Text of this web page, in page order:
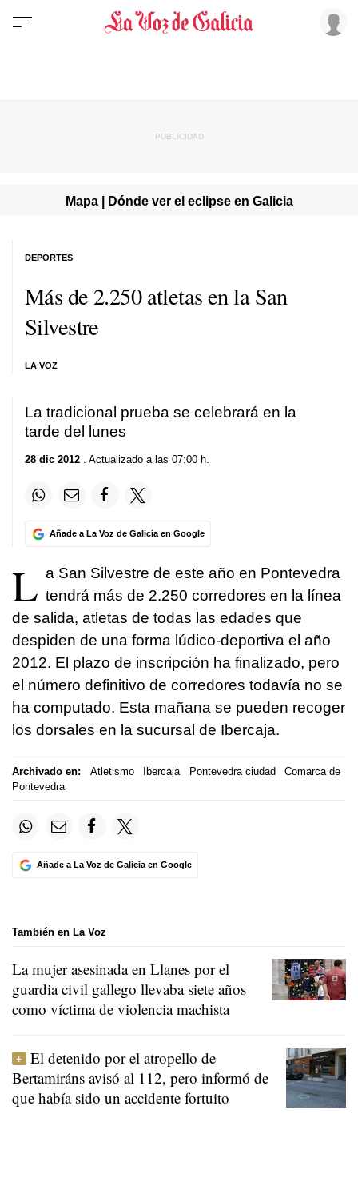
Mapa | Dónde ver el eclipse en Galicia
Más de 2.250 atletas en la San
Silvestre
LA VOZ
DEPORTES
La tradicional prueba se celebrará en la
tarde del lunes
28 dic 2012 . Actualizado a las 07:00 h.
Añade a La Voz de Galicia en Google
L a San Silvestre de este año en Pontevedra
tendrá más de 2.250 corredores en la línea
de salida, atletas de todas las edades que
despiden de una forma lúdico-deportiva el año
2012. El plazo de inscripción ha finalizado, pero
el número definitivo de corredores todavía no se
ha computado. Esta mañana se pueden recoger
los dorsales en la sucursal de Ibercaja.
Archivado en: Atletismo Ibercaja Pontevedra ciudad
Comarca de
Pontevedra
Añade a La Voz de Galicia en Google
También en La Voz
La mujer asesinada en Llanes por el
guardia civil gallego llevaba siete años
como víctima de violencia machista
El detenido por el atropello de
Bertamiráns avisó al 112, pero informó de
que había sido un accidente fortuito